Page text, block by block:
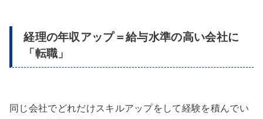
経理の年収アップ＝給与水準の高い会社に
「転職」
同じ会社でどれだけスキルアップをして経験を積んでい